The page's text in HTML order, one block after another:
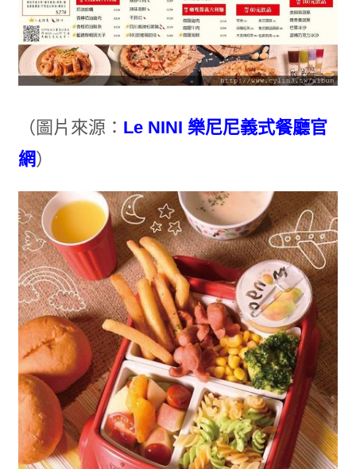
（圖片來源： Le NINI 樂尼尼義式餐廳官
網）